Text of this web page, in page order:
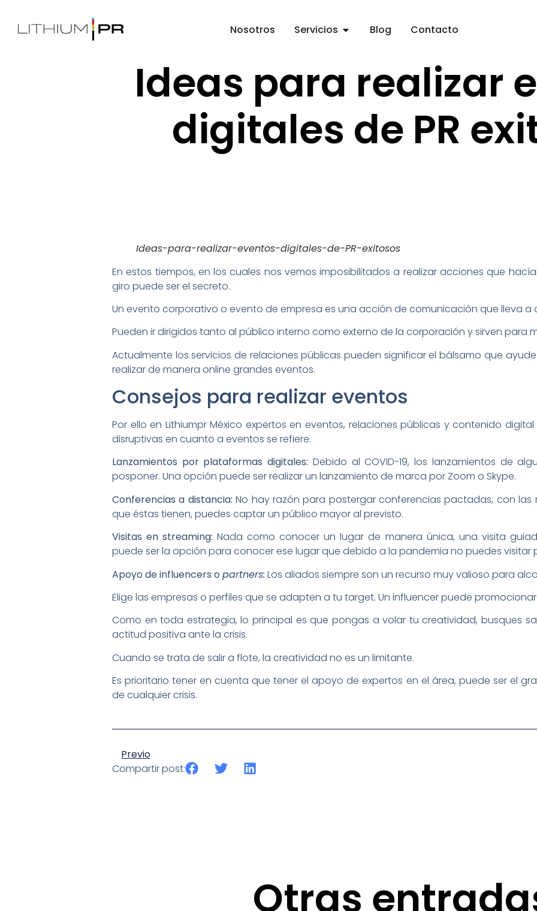
Nosotros Servicios Blog Contacto
Ideas para realizar
digitales de PR
Ideas-para-realizar-eventos-digitales-de-PR-exitosos
En estos tiempos, en los cuales nos vemos imposibilitados a realizar acciones que
giro puede ser el secreto.
Un evento corporativo o evento de empresa es una acción de comunicación que lleva a
Pueden ir dirigidos tanto al público interno como externo de la corporación y sirven para
Actualmente los servicios de relaciones públicas pueden significar el bálsamo que
realizar de manera online grandes eventos.
Consejos para realizar eventos
Por ello en Lithiumpr México expertos en eventos, relaciones públicas y contenido
disruptivas en cuanto a eventos se refiere.
Lanzamientos por plataformas digitales: Debido al COVID-19, los lanzamientos de
posponer. Una opción puede ser realizar un lanzamiento de marca por Zoom o Skype.
Conferencias a distancia: No hay razón para postergar conferencias pactadas, con las
que éstas tienen, puedes captar un público mayor al previsto.
Visitas en streaming: Nada como conocer un lugar de manera única, una visita
puede ser la opción para conocer ese lugar que debido a la pandemia no puedes visitar
Apoyo de influencers o partners: Los aliados siempre son un recurso muy valioso para
Elige las empresas o perfiles que se adapten a tu target. Un influencer puede
Como en toda estrategia, lo principal es que pongas a volar tu creatividad, busques
actitud positiva ante la crisis.
Cuando se trata de salir a flote, la creatividad no es un limitante.
Es prioritario tener en cuenta que tener el apoyo de expertos en el área, puede ser el
de cualquier crisis.
Previo
Compartir post:
Otras